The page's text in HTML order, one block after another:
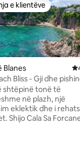
5, 189 vlerësime
e zgjedhjeve të
e klientëve
Blanes
Bliss - Gji dhe
shtëpinë tonë të
në plazh, një
eklektik dhe i
Shijo Cala Sa